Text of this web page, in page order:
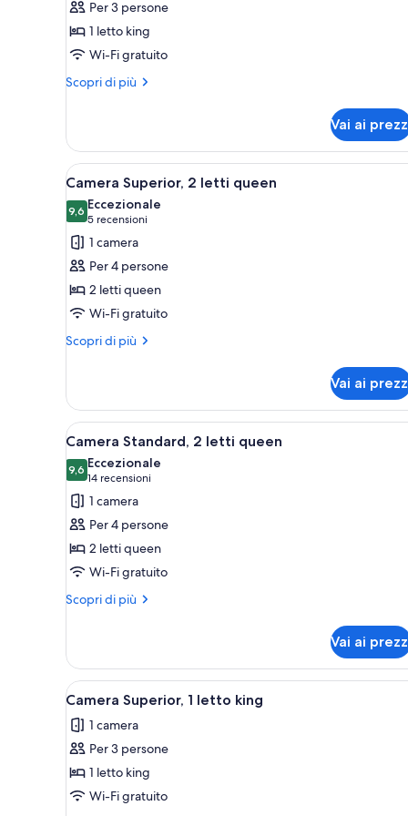
Camera
Premium,
1
letto
Per 3 persone
1 letto king
Wi-Fi gratuito
Scopri di più
Altri
Premium,
letto
king
Vai ai
Apri
tutte
le
foto
per
Camera
Superior,
2
letti
Camera d'albergo con due
3
Camera Superior, 2 letti queen
9,69,6 su 10
Eccezionale
5 recensioni
(5
recensioni)
1 camera
Per 4 persone
2 letti queen
Wi-Fi gratuito
Scopri di più
Altri
Superior,
letti
queen
Vai ai
Apri
tutte
le
foto
per
Camera
Standard,
2
letti
Camera d'albergo con due
3
Camera Standard, 2 letti queen
9,69,6 su 10
Eccezionale
14 recensioni
(14
recensioni)
1 camera
Per 4 persone
2 letti queen
Wi-Fi gratuito
Scopri di più
Altri
Standard,
letti
Vai ai
Apri
tutte
le
foto
per
Camera
Biancheria da letto di alta
3
Camera Superior, 1 letto king
1 camera
Per 3 persone
1 letto king
Wi-Fi gratuito